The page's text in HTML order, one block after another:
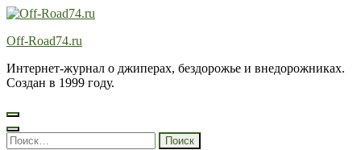
Перейти
содержимому
Enter)
Off-Road74.ru
Интернет-журнал о джиперах, бездорожье и внедорожниках.
Создан в 1999 году.
Найти: